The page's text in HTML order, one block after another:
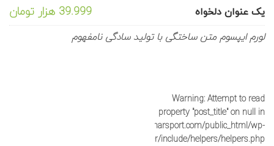
یک عنوان دلخواه 39.999 هزار تومان
لورم ایپسوم متن ساختگی با تولید سادگی نامفهوم
Warning: Attempt to read
property "post_title" on null in
/home/sportyka/domains/saharsport.com/public_html/wp-
content/plugins/js_composer/include/helpers/helpers.php